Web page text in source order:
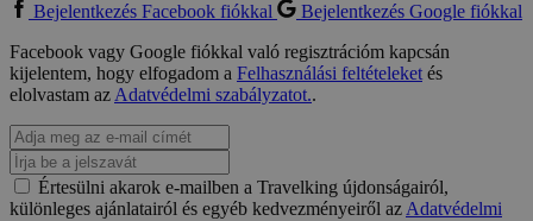
Bejelentkezés Facebook fiókkal
Bejelentkezés Google fiókkal
Facebook vagy Google fiókkal való regisztrációm kapcsán
kijelentem, hogy elfogadom a Felhasználási feltételeketés
elolvastam azAdatvédelmi szabályzatot..
Értesülni akarok e-mailben a Travelking újdonságairól,
különleges ajánlatairól és egyéb kedvezményeiről azAdatvédelmi